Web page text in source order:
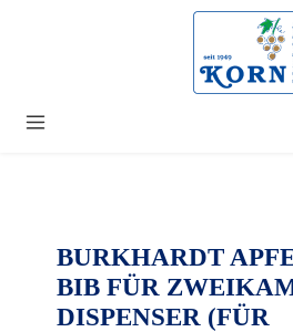
BURKHARDT
BIB FÜR
DISPENSER (FÜR